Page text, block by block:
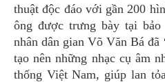
thuật độc đáo với gần 200
ông được trưng bày tại
nhân dân gian Võ Văn Bá đã
tạo nên những nhạc cụ âm
thống Việt Nam, giúp lan